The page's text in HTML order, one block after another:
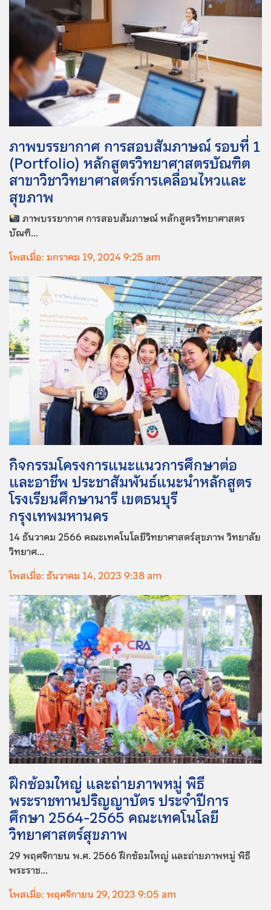
ภาพบรรยากาศ การสอบสัมภาษณ์ รอบที่ 1
(Portfolio) หลักสูตรวิทยาศาสตรบัณฑิต
สาขาวิชาวิทยาศาสตร์การเคลื่อนไหวและ
สุขภาพ
ภาพบรรยากาศ การสอบสัมภาษณ์ หลักสูตรวิทยาศาสตร
บัณฑิ...
โพสเมื่อ: มกราคม 19, 2024 9:25 am
กิจกรรมโครงการแนะแนวการศึกษาต่อ
และอาชีพ ประชาสัมพันธ์แนะนำหลักสูตร
โรงเรียนศึกษานารี เขตธนบุรี
กรุงเทพมหานคร
14 ธันวาคม 2566 คณะเทคโนโลยีวิทยาศาสตร์สุขภาพ วิทยาลัย
วิทยาศ...
โพสเมื่อ: ธันวาคม 14, 2023 9:38 am
ฝึกซ้อมใหญ่ และถ่ายภาพหมู่ พิธี
พระราชทานปริญญาบัตร ประจำปีการ
ศึกษา 2564-2565 คณะเทคโนโลยี
วิทยาศาสตร์สุขภาพ
29 พฤศจิกายน พ.ศ. 2566 ฝึกซ้อมใหญ่ และถ่ายภาพหมู่ พิธี
พระราช...
โพสเมื่อ: พฤศจิกายน 29, 2023 9:05 am